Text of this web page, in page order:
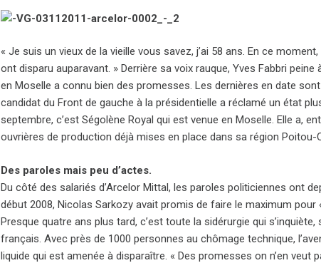
« Je suis un vieux de la vieille vous savez, j’ai 58 ans. En ce
ont disparu auparavant. » Derrière sa voix rauque, Yves Fabbri
en Moselle a connu bien des promesses. Les dernières en date
candidat du Front de gauche à la présidentielle a réclamé un état
septembre, c’est Ségolène Royal qui est venue en Moselle. Elle a,
ouvrières de production déjà mises en place dans sa région Poitou-
Des paroles mais peu d’actes.
Du côté des salariés d’Arcelor Mittal, les paroles politiciennes ont
début 2008, Nicolas Sarkozy avait promis de faire le maximum
Presque quatre ans plus tard, c’est toute la sidérurgie qui
français. Avec près de 1000 personnes au chômage technique,
liquide qui est amenée à disparaître. « Des promesses on n’en veut